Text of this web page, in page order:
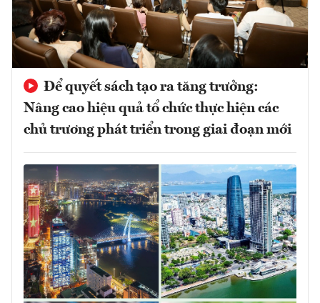
Để quyết sách tạo ra tăng trưởng:
Nâng cao hiệu quả tổ chức thực hiện các
chủ trương phát triển trong giai đoạn mới